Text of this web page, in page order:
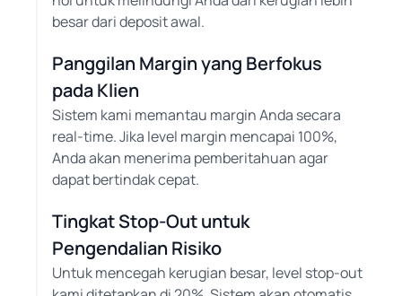
besar dari deposit awal.
Panggilan Margin yang Berfokus
pada Klien
Sistem kami memantau margin Anda secara
real-time. Jika level margin mencapai 100%,
Anda akan menerima pemberitahuan agar
dapat bertindak cepat.
Tingkat Stop-Out untuk
Pengendalian Risiko
Untuk mencegah kerugian besar, level stop-out